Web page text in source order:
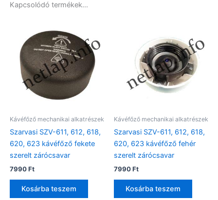
Kapcsolódó termékek…
Kávéfőző mechanikai alkatrészek
Szarvasi SZV-611, 612, 618,
620, 623 kávéfőző fekete
szerelt zárócsavar
7990Ft
Kosárba teszem
Kávéfőző mechanikai alkatrészek
Szarvasi SZV-611, 612, 618,
620, 623 kávéfőző fehér
szerelt zárócsavar
7990Ft
Kosárba teszem